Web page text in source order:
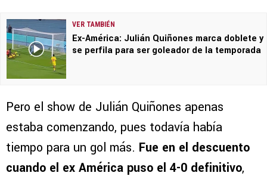
VER TAMBIÉN
Ex-América: Julián Quiñones marca doblete y
se perfila para ser goleador de la temporada
Pero el show de Julián Quiñones apenas
estaba comenzando, pues todavía había
tiempo para un gol más. Fue en el descuento
cuando el ex América puso el 4-0 definitivo,